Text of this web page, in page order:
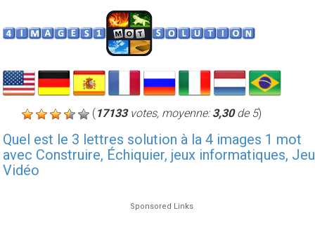
(17133votes, moyenne:3,30de 5)
Quel est le 3 lettres solution à la 4 images 1 mot
avec Construire, Échiquier, jeux informatiques, Jeu
Vidéo
Sponsored Links